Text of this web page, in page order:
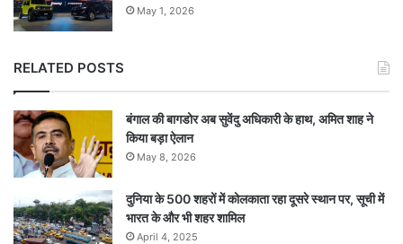
May 1, 2026
RELATED POSTS
बंगाल की बागडोर अब सुवेंदु अधिकारी के हाथ, अमित शाह ने
किया बड़ा ऐलान
May 8, 2026
दुनिया के 500 शहरों में कोलकाता रहा दूसरे स्थान पर, सूची में
भारत के और भी शहर शामिल
April 4, 2025